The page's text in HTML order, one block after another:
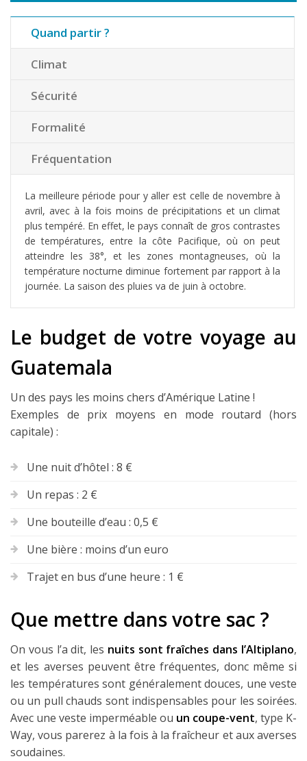
Quand partir ?
Climat
Sécurité
Formalité
Fréquentation
La meilleure période pour y aller est celle de novembre à
avril, avec à la fois moins de précipitations et un climat
plus tempéré. En effet, le pays connaît de gros contrastes
de températures, entre la côte Pacifique, où on peut
atteindre les 38°, et les zones montagneuses, où la
température nocturne diminue fortement par rapport à la
journée. La saison des pluies va de juin à octobre.
Le budget de votre voyage au
Guatemala
Un des pays les moins chers d’Amérique Latine !
Exemples de prix moyens en mode routard (hors
capitale) :
Une nuit d’hôtel : 8 €
Un repas : 2 €
Une bouteille d’eau : 0,5 €
Une bière : moins d’un euro
Trajet en bus d’une heure : 1 €
Que mettre dans votre sac ?
On vous l’a dit, les nuits sont fraîches dans l’Altiplano,
et les averses peuvent être fréquentes, donc même si
les températures sont généralement douces, une veste
ou un pull chauds sont indispensables pour les soirées.
Avec une veste imperméable ou un coupe-vent, type K-
Way, vous parerez à la fois à la fraîcheur et aux averses
soudaines.